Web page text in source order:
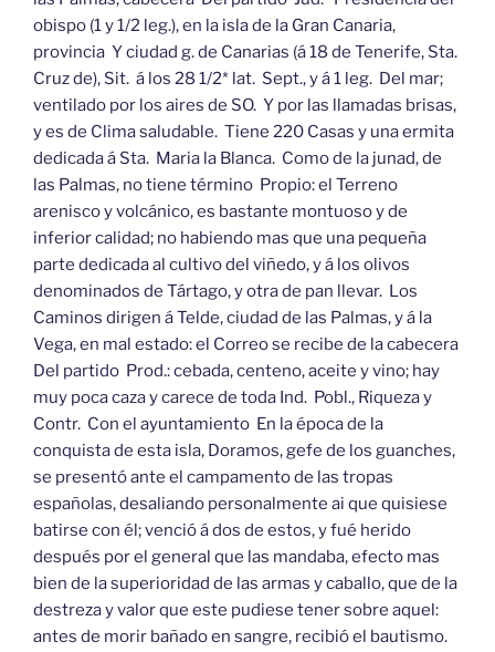
obispo (1 y 1/2 leg.), en la isla de la Gran Canaria,
provincia Y ciudad g. de Canarias (á 18 de Tenerife, Sta.
Cruz de), Sit. á los 28 1/2* lat. Sept., y á 1 leg. Del mar;
ventilado por los aires de SO. Y por las llamadas brisas,
y es de Clima saludable. Tiene 220 Casas y una ermita
dedicada á Sta. Maria la Blanca. Como de la junad, de
las Palmas, no tiene término Propio: el Terreno
arenisco y volcánico, es bastante montuoso y de
inferior calidad; no habiendo mas que una pequeña
parte dedicada al cultivo del viñedo, y á los olivos
denominados de Tártago, y otra de pan llevar. Los
Caminos dirigen á Telde, ciudad de las Palmas, y á la
Vega, en mal estado: el Correo se recibe de la cabecera
Del partido Prod.: cebada, centeno, aceite y vino; hay
muy poca caza y carece de toda Ind. Pobl., Riqueza y
Contr. Con el ayuntamiento En la época de la
conquista de esta isla, Doramos, gefe de los guanches,
se presentó ante el campamento de las tropas
españolas, desaliando personalmente ai que quisiese
batirse con él; venció á dos de estos, y fué herido
después por el general que las mandaba, efecto mas
bien de la superioridad de las armas y caballo, que de la
destreza y valor que este pudiese tener sobre aquel:
antes de morir bañado en sangre, recibió el bautismo.